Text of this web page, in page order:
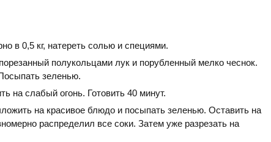
в 0,5 кг, натереть солью и специями.
полукольцами лук и порубленный мелко чеснок.
зеленью.
на слабый огонь. Готовить 40 минут.
на красивое блюдо и посыпать зеленью. Оставить на
распределил все соки. Затем уже разрезать на